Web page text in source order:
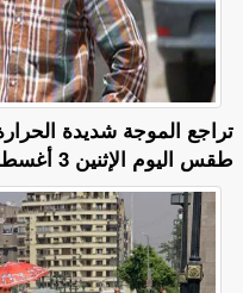
تراجع الموجة شديدة
طقس اليوم الإثنين 3 أغسطس 2026